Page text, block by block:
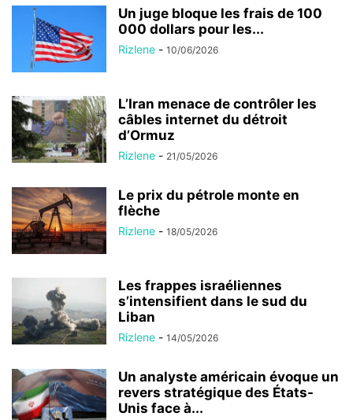
Un juge bloque les frais de 100
000 dollars pour les...
Rizlene - 10/06/2026
L’Iran menace de contrôler les
câbles internet du détroit
d’Ormuz
Rizlene - 21/05/2026
Le prix du pétrole monte en
flèche
Rizlene - 18/05/2026
Les frappes israéliennes
s’intensifient dans le sud du
Liban
Rizlene - 14/05/2026
Un analyste américain évoque un
revers stratégique des États-
Unis face à...